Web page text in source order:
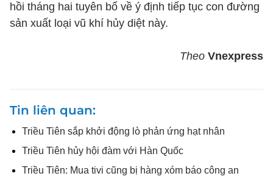
hồi tháng hai tuyên bố về ý định tiếp tục con đường
sản xuất loại vũ khí hủy diệt này.
Theo Vnexpress
Tin liên quan
Triều Tiên sắp khởi động lò phản ứng hạt nhân
Triều Tiên hủy hội đàm với Hàn Quốc
Triều Tiên: Mua tivi cũng bị hàng xóm báo công an